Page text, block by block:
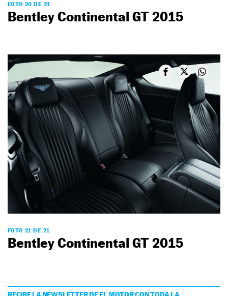
FOTO 20 DE 21
Bentley Continental GT 2015
FOTO 21 DE 21
Bentley Continental GT 2015